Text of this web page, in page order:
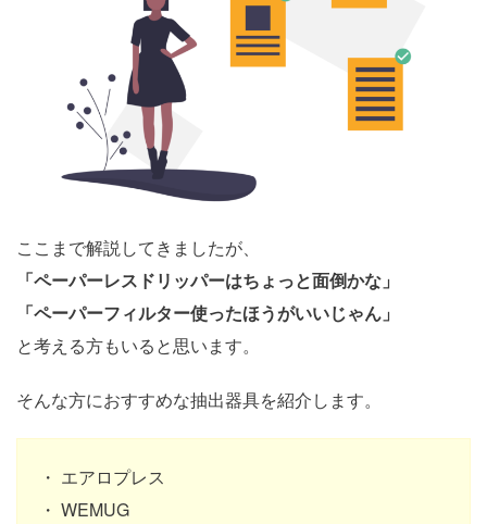
ここまで解説してきましたが、
「ペーパーレスドリッパーはちょっと面倒かな」
「ペーパーフィルター使ったほうがいいじゃん」
と考える方もいると思います。
そんな方におすすめな抽出器具を紹介します。
・ エアロプレス
・ WEMUG